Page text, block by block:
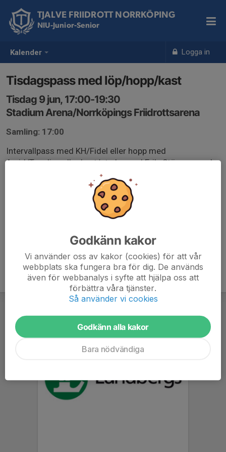
Kalender Logga in
TJALVE FRIIDROTT NORRKÖPING
NIU-Junior-Senior
Tisdagspass med löp/hopp/kast
Tisdag 9 jun, 17:00-19:30
Stadium Arena/Norrköpings Friidrottsarena
Samling: 17:00
Intervallpass med KH/Fidel eller hopp med
Arvid/Tuvalisa eller kast/styrka med Erik. Stäm av med
Godkänn kakor
Vi använder oss av kakor (cookies) för att vår
webbplats ska fungera bra för dig. De används
även för webbanalys i syfte att hjälpa oss att
förbättra våra tjänster.
Så använder vi cookies
Godkänn alla kakor
Bara nödvändiga